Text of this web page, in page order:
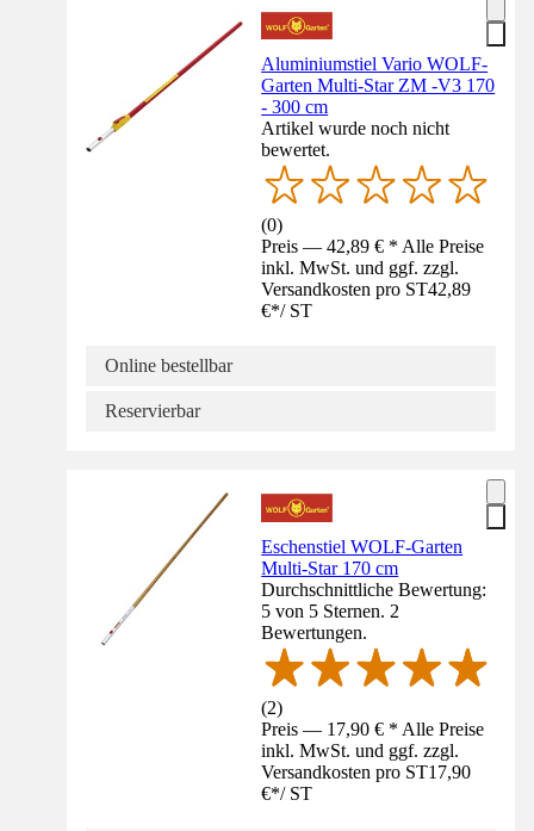
Aluminiumstiel Vario WOLF-
Garten Multi-Star ZM -V3 170
- 300 cm
Artikel wurde noch nicht
bewertet.
(0)
Preis — 42,89 € * Alle Preise
inkl. MwSt. und ggf. zzgl.
Versandkosten pro ST42,89
€*/ ST
Online bestellbar
Reservierbar
Eschenstiel WOLF-Garten
Multi-Star 170 cm
Durchschnittliche Bewertung:
5 von 5 Sternen. 2
Bewertungen.
(2)
Preis — 17,90 € * Alle Preise
inkl. MwSt. und ggf. zzgl.
Versandkosten pro ST17,90
€*/ ST